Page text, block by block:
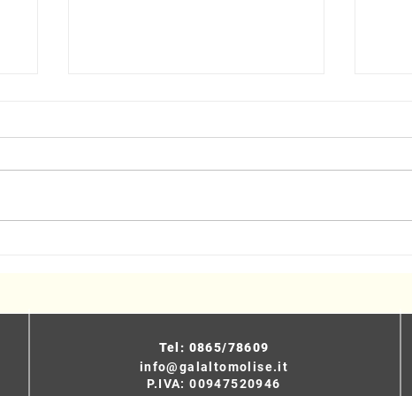
Tel: 0865/78609
info@galaltomolise.it
P.IVA: 00947520946